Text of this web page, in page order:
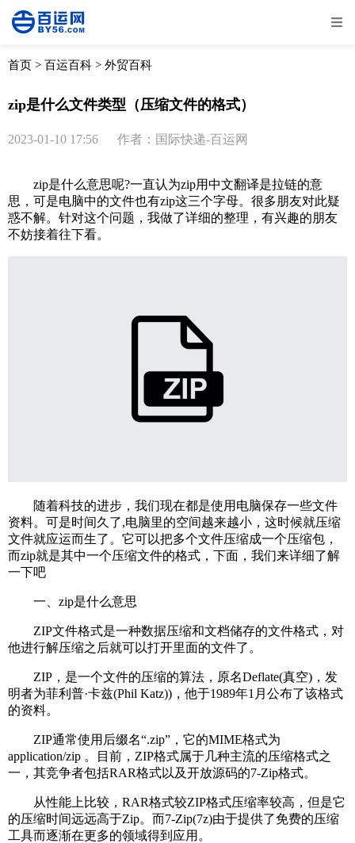
全部 物流资讯
取消 确定
首页 > 百运百科 > 外贸百科
zip是什么文件类型（压缩文件的格式）
2023-01-10 17:56 作者：国际快递-百运网
zip是什么意思呢?一直认为zip用中文翻译是拉链的意
思，可是电脑中的文件也有zip这三个字母。很多朋友对此疑
惑不解。针对这个问题，我做了详细的整理，有兴趣的朋友
不妨接着往下看。
随着科技的进步，我们现在都是使用电脑保存一些文件
资料。可是时间久了,电脑里的空间越来越小，这时候就压缩
文件就应运而生了。它可以把多个文件压缩成一个压缩包，
而zip就是其中一个压缩文件的格式，下面，我们来详细了解
一下吧
一、zip是什么意思
ZIP文件格式是一种数据压缩和文档储存的文件格式，对
他进行解压缩之后就可以打开里面的文件了。
ZIP，是一个文件的压缩的算法，原名Deflate(真空)，发
明者为菲利普·卡兹(Phil Katz))，他于1989年1月公布了该格式
的资料。
ZIP通常使用后缀名“.zip”，它的MIME格式为
application/zip 。目前，ZIP格式属于几种主流的压缩格式之
一，其竞争者包括RAR格式以及开放源码的7-Zip格式。
从性能上比较，RAR格式较ZIP格式压缩率较高，但是它
的压缩时间远远高于Zip。而7-Zip(7z)由于提供了免费的压缩
工具而逐渐在更多的领域得到应用。